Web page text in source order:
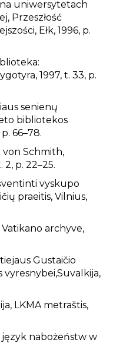
uniwersytetach
Przeszłość
Ełk, 1996, p.
1997, t. 33, p.
senienų
bibliotekos
66–78.
Schmith,
p. 22–25.
vyskupo
praeitis, Vilnius,
archyve,
Gustaičio
vyresnybei,Suvalkija,
LKMA metraštis,
nabożeństw w